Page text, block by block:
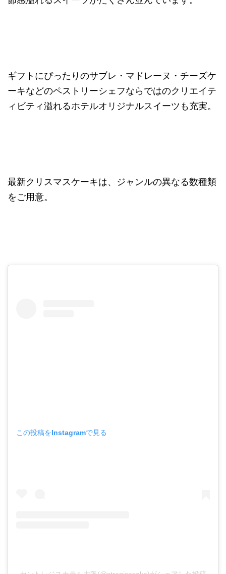
ギフトにぴったりのサブレ・マドレーヌ・チーズケ
ーキなどのペストリーシェフならではのクリエイテ
ィビティ溢れるホテルオリジナルスイーツも充実。
最新クリスマスケーキは、ジャンルの異なる数種類
をご用意。
この投稿をInstagramで見る